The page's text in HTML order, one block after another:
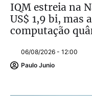
IQM estreia na
US$ 1,9 bi, mas
computação
06/08/2026 - 12:00
Paulo Junio